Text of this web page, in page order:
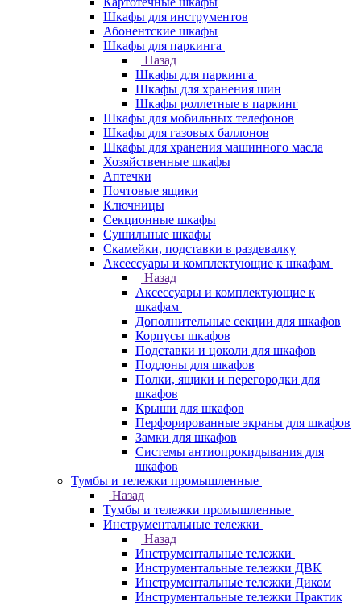
Шкафы для инструментов
Абонентские шкафы
Шкафы для паркинга
Назад
Шкафы для паркинга
Шкафы для хранения шин
Шкафы роллетные в паркинг
Шкафы для мобильных телефонов
Шкафы для газовых баллонов
Шкафы для хранения машинного масла
Хозяйственные шкафы
Аптечки
Почтовые ящики
Ключницы
Секционные шкафы
Сушильные шкафы
Скамейки, подставки в раздевалку
Аксессуары и комплектующие к шкафам
Назад
Аксессуары и комплектующие к
шкафам
Дополнительные секции для шкафов
Корпусы шкафов
Подставки и цоколи для шкафов
Поддоны для шкафов
Полки, ящики и перегородки для
шкафов
Крыши для шкафов
Перфорированные экраны для шкафов
Замки для шкафов
Системы антиопрокидывания для
шкафов
Тумбы и тележки промышленные
Назад
Тумбы и тележки промышленные
Инструментальные тележки
Назад
Инструментальные тележки
Инструментальные тележки ДВК
Инструментальные тележки Диком
Инструментальные тележки Практик